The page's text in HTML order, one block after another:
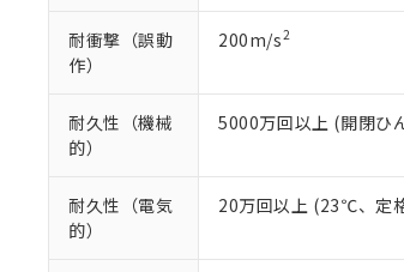
耐衝撃（誤動
作）
200m/s2
耐久性（機械
的）
5000万回以上 (開閉ひ
耐久性（電気
的）
20万回以上 (23℃、定